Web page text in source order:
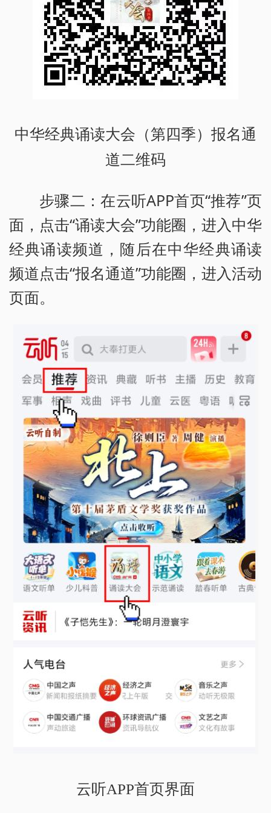
中华经典诵读大会（第四季）报名通
道二维码
步骤二：在云听APP首页“推荐”页
面，点击“诵读大会”功能圈，进入中华
经典诵读频道，随后在中华经典诵读
频道点击“报名通道”功能圈，进入活动
页面。
云听APP首页界面